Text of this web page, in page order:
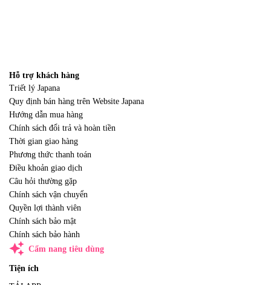
Hỗ trợ khách hàng
Triết lý Japana
Quy định bán hàng trên Website Japana
Hướng dẫn mua hàng
Chính sách đổi trả và hoàn tiền
Thời gian giao hàng
Phương thức thanh toán
Điều khoản giao dịch
Câu hỏi thường gặp
Chính sách vận chuyển
Quyền lợi thành viên
Chính sách bảo mật
Chính sách bảo hành
auto_awesome Cẩm nang tiêu dùng
Tiện ích